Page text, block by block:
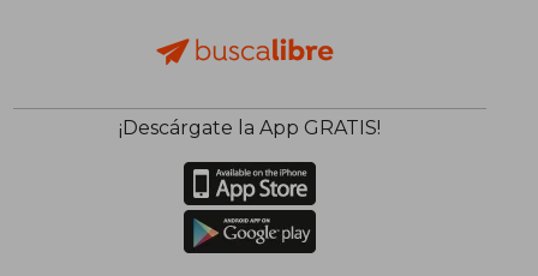
¡Descárgate la App GRATIS!